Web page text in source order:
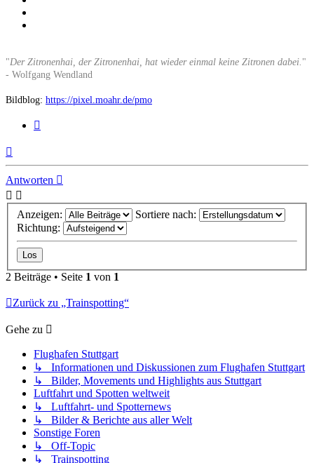
"Der Zitronenhai, der Zitronenhai, hat wieder einmal keine Zitronen dabei. "
- Wolfgang Wendland
Bildblog: https://pixel.moahr.de/pmo
Antworten
Anzeigen:
Sortiere nach:
Richtung:
2 Beiträge • Seite 1 von 1
Zurück zu „Trainspotting“
Gehe zu
Flughafen Stuttgart
↳ Informationen und Diskussionen zum Flughafen Stuttgart
↳ Bilder, Movements und Highlights aus Stuttgart
Luftfahrt und Spotten weltweit
↳ Luftfahrt- und Spotternews
↳ Bilder & Berichte aus aller Welt
Sonstige Foren
↳ Off-Topic
↳ Trainspotting